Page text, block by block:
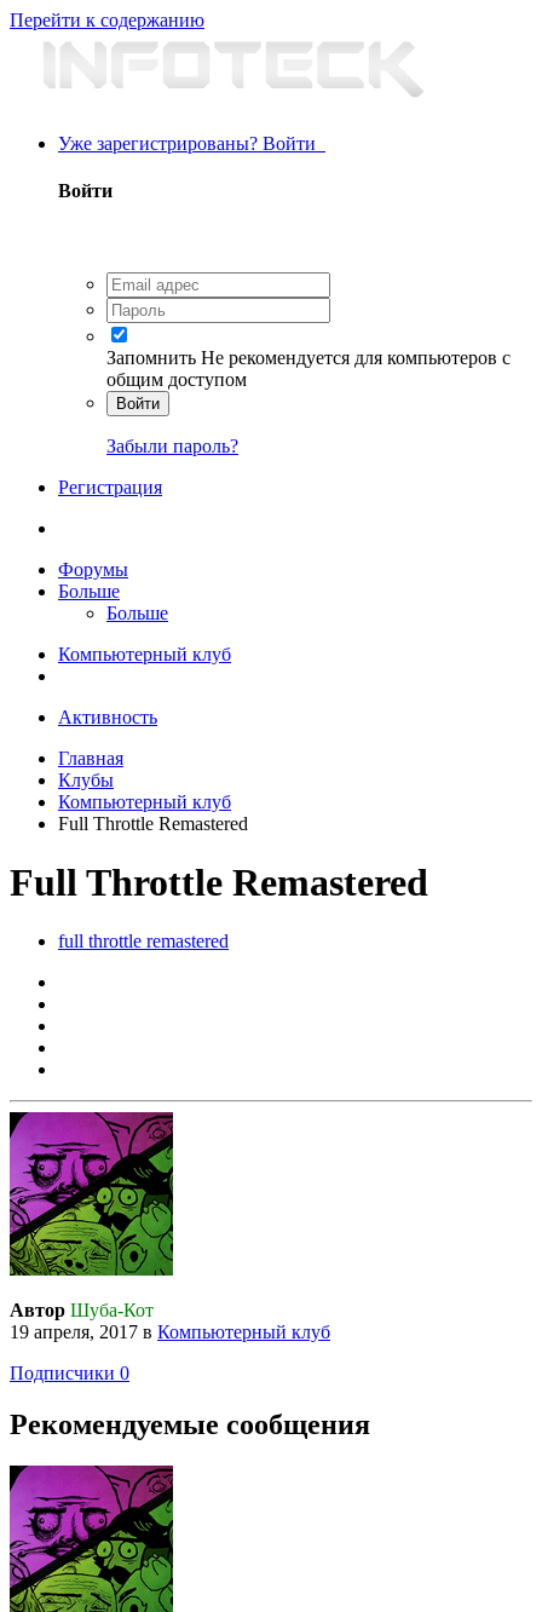
Перейти к содержанию
Уже зарегистрированы? Войти
Войти
Запомнить Не рекомендуется для компьютеров с
общим доступом
Войти
Забыли пароль?
Регистрация
Форумы
Больше
Больше
Компьютерный клуб
Активность
Главная
Клубы
Компьютерный клуб
Full Throttle Remastered
Full Throttle Remastered
full throttle remastered
Автор Шуба-Кот
19 апреля, 2017 в Компьютерный клуб
Подписчики 0
Рекомендуемые сообщения